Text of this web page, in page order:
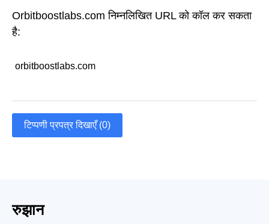
Orbitboostlabs.com निम्नलिखित URL को कॉल कर सकता
है:
orbitboostlabs.com
टिप्पणी प्रपत्र दिखाएँ (0)
रुझान